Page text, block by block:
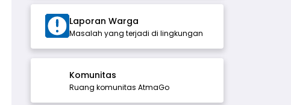
Laporan Warga
Masalah yang terjadi di lingkungan
Komunitas
Ruang komunitas AtmaGo